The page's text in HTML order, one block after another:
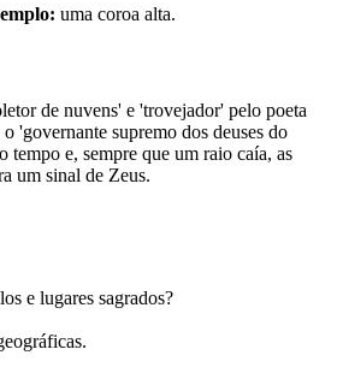
uma coroa alta.
de nuvens' e 'trovejador' pelo poeta
'governante supremo dos deuses do
e, sempre que um raio caía, as
um sinal de Zeus.
e lugares sagrados?